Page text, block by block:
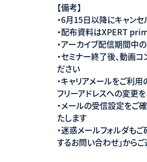
【備考】
・6月15日以降にキャン
・配布資料はXPERT
・アーカイブ配信期間中
・セミナー終了後、動画
ださい
・キャリアメールをご利
フリーアドレスへの変更
・メールの受信設定をご
たします
・迷惑メールフォルダも
するお問い合わせ」から